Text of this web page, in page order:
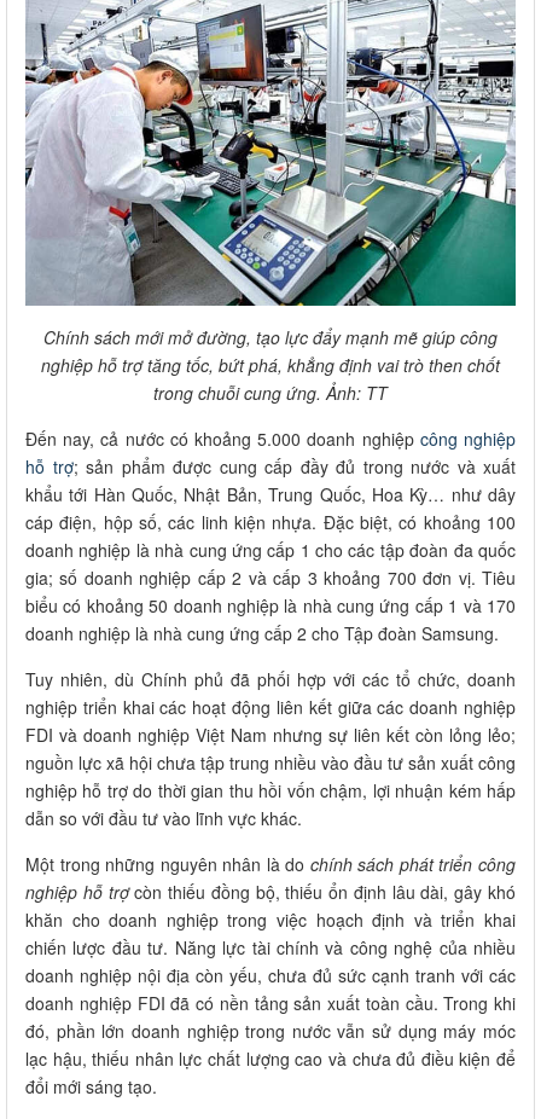
Chính sách mới mở đường, tạo lực đẩy mạnh mẽ giúp công
nghiệp hỗ trợ tăng tốc, bứt phá, khẳng định vai trò then chốt
trong chuỗi cung ứng. Ảnh: TT
Đến nay, cả nước có khoảng 5.000 doanh nghiệp công nghiệp
hỗ trợ; sản phẩm được cung cấp đầy đủ trong nước và xuất
khẩu tới Hàn Quốc, Nhật Bản, Trung Quốc, Hoa Kỳ… như dây
cáp điện, hộp số, các linh kiện nhựa. Đặc biệt, có khoảng 100
doanh nghiệp là nhà cung ứng cấp 1 cho các tập đoàn đa quốc
gia; số doanh nghiệp cấp 2 và cấp 3 khoảng 700 đơn vị. Tiêu
biểu có khoảng 50 doanh nghiệp là nhà cung ứng cấp 1 và 170
doanh nghiệp là nhà cung ứng cấp 2 cho Tập đoàn Samsung.
Tuy nhiên, dù Chính phủ đã phối hợp với các tổ chức, doanh
nghiệp triển khai các hoạt động liên kết giữa các doanh nghiệp
FDI và doanh nghiệp Việt Nam nhưng sự liên kết còn lỏng lẻo;
nguồn lực xã hội chưa tập trung nhiều vào đầu tư sản xuất công
nghiệp hỗ trợ do thời gian thu hồi vốn chậm, lợi nhuận kém hấp
dẫn so với đầu tư vào lĩnh vực khác.
Một trong những nguyên nhân là do chính sách phát triển công
nghiệp hỗ trợcòn thiếu đồng bộ, thiếu ổn định lâu dài, gây khó
khăn cho doanh nghiệp trong việc hoạch định và triển khai
chiến lược đầu tư. Năng lực tài chính và công nghệ của nhiều
doanh nghiệp nội địa còn yếu, chưa đủ sức cạnh tranh với các
doanh nghiệp FDI đã có nền tảng sản xuất toàn cầu. Trong khi
đó, phần lớn doanh nghiệp trong nước vẫn sử dụng máy móc
lạc hậu, thiếu nhân lực chất lượng cao và chưa đủ điều kiện để
đổi mới sáng tạo.